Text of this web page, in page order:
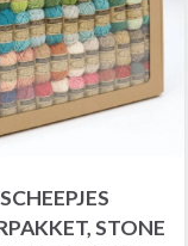
SCHEEPJES
STONE